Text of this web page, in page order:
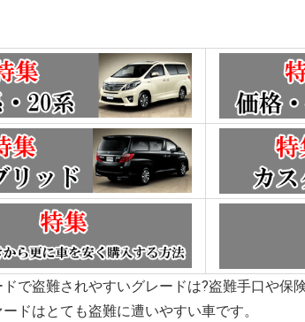
ドで盗難されやすいグレードは?盗難手口や保
ドはとても盗難に遭いやすい車です。